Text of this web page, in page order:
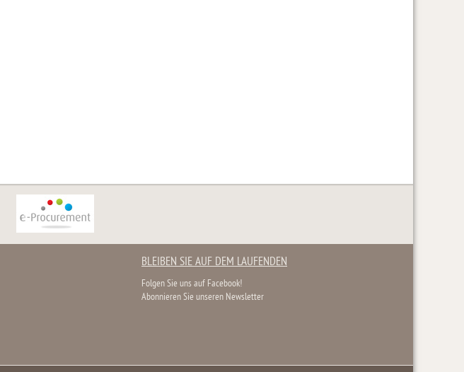
BLEIBEN SIE AUF DEM LAUFENDEN
Folgen Sie uns auf Facebook!
Abonnieren Sie unseren Newsletter